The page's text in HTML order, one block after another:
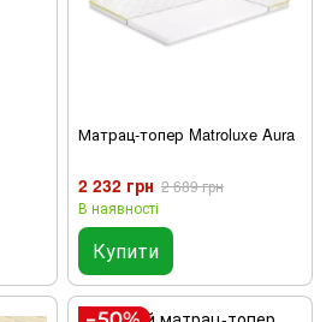
Матрац-топер Matroluxe Aura
2 232 грн 2 689 грн
В наявності
Купити